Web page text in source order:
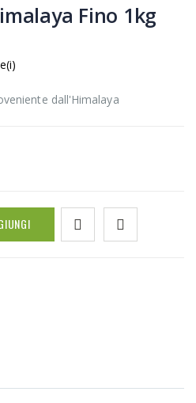
Fino 1kg
dall'Himalaya